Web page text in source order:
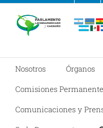
Nosotros
Órganos
Comisiones
Comunicaciones y